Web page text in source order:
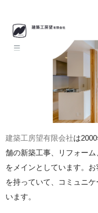
建築工房望有限会社は
舗の新築工事、リフォー
をメインとしています。
を持っていて、コミュニ
います。